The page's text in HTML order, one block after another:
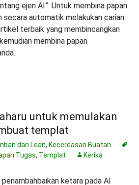
ejen AI”. Untuk membina papan
secara automatik melakukan carian
terbaik yang membincangkan
membina papan
untuk memulakan
templat
dan Lean, Kecerdasan Buatan
Tugas, Templat Kerika
ketara pada AI